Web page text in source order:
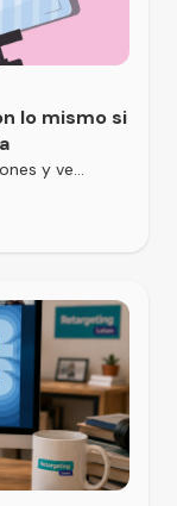
lo mismo si
y ve…